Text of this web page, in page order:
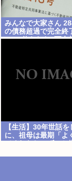
みんなで大家さん
の債務超過で完全終
7%に釣られた3万人
【生活】30年世話を
に、祖母は最期「よ